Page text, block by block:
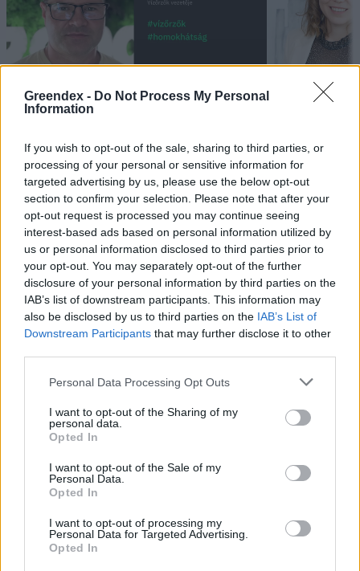
Greendex - Do Not Process My Personal
Information
If you wish to opt-out of the sale, sharing to third parties, or
processing of your personal or sensitive information for
targeted advertising by us, please use the below opt-out
section to confirm your selection. Please note that after your
opt-out request is processed you may continue seeing
interest-based ads based on personal information utilized by
us or personal information disclosed to third parties prior to
your opt-out. You may separately opt-out of the further
disclosure of your personal information by third parties on the
IAB’s list of downstream participants. This information may
also be disclosed by us to third parties on the IAB’s List of
Downstream Participants that may further disclose it to other
Personal Data Processing Opt Outs
I want to opt-out of the Sharing of my
personal data.
Opted In
I want to opt-out of the Sale of my
Personal Data.
Opted In
I want to opt-out of processing my
Personal Data for Targeted Advertising.
Opted In
„Mindegy már, hogy milyen
víz, csak víz legyen” |
Holnapután
Greendex 55:58
az ember
Greendex
Pár éven belül
szivacsvárosokká kellene
alakítanunk a településeinket –
Podcast